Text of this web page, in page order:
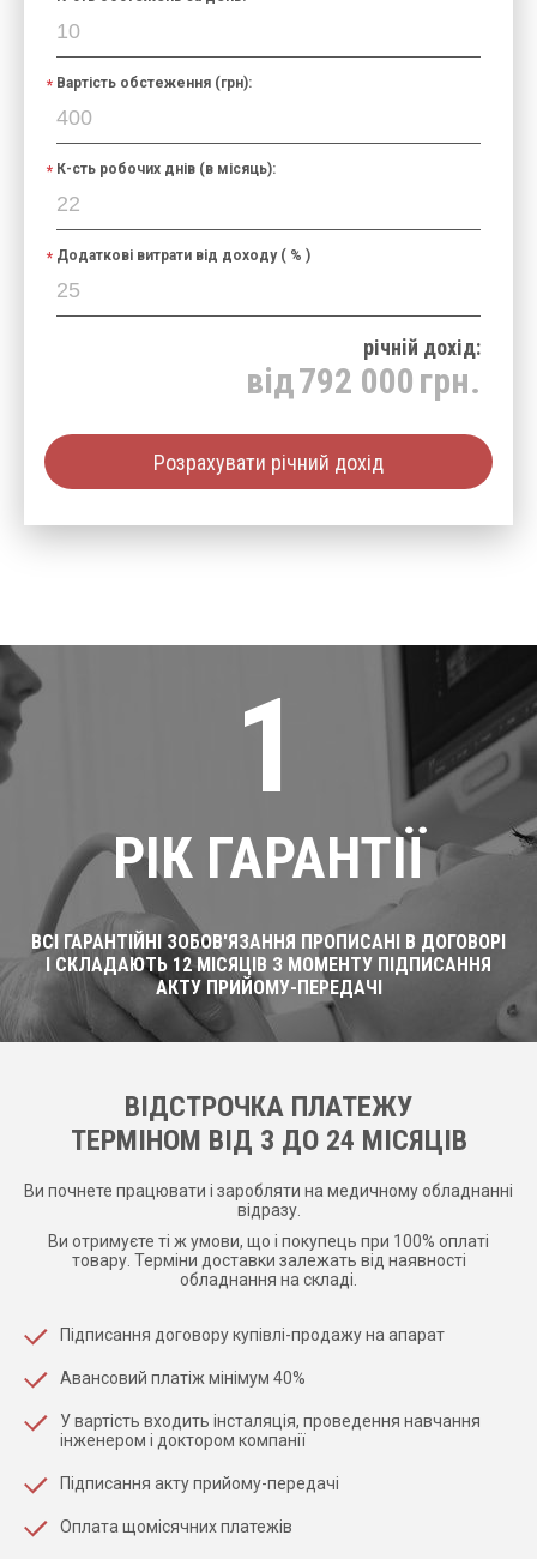
Вартість обстеження (грн):
К-сть робочих днів (в місяць):
Додаткові витрати від доходу ( % )
річнiй дохід:
від792 000 грн.
Розрахувати річний дохід
1
РІК ГАРАНТІЇ
ВСІ ГАРАНТІЙНІ ЗОБОВ'ЯЗАННЯ ПРОПИСАНІ В ДОГОВОРІ
І СКЛАДАЮТЬ 12 МІСЯЦІВ З МОМЕНТУ ПІДПИСАННЯ
АКТУ ПРИЙОМУ-ПЕРЕДАЧІ
ВІДСТРОЧКА ПЛАТЕЖУ
ТЕРМІНОМ ВІД 3 ДО 24 МІСЯЦІВ
Ви почнете працювати і заробляти на медичному обладнанні
відразу.
Ви отримуєте ті ж умови, що і покупець при 100% оплаті
товару. Терміни доставки залежать від наявності
обладнання на складі.
Підписання договору купівлі-продажу на апарат
Авансовий платіж мінімум 40%
У вартість входить інсталяція, проведення навчання
інженером і доктором компанії
Підписання акту прийому-передачі
Оплата щомісячних платежів